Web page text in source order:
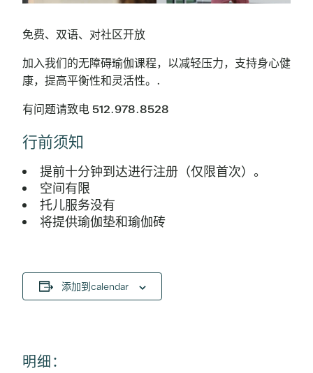
免费、双语、对社区开放
加入我们的无障碍瑜伽课程，以减轻压力，支持身心健
康，提高平衡性和灵活性。.
有问题请致电 512.978.8528
行前须知
提前十分钟到达进行注册（仅限首次）。
空间有限
托儿服务没有
将提供瑜伽垫和瑜伽砖
添加到calendar
明细：